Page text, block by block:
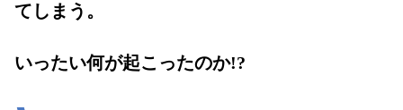
てしまう。
いったい何が起こったのか!?